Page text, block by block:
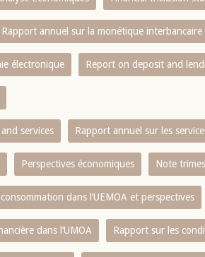
Rapport annuel sur la monétique interbancaire
électronique Report on deposit and
services Rapport annuel sur les
Perspectives économiques Note
dans l‘UEMOA et perspectives
dans l‘UMOA Rapport sur les